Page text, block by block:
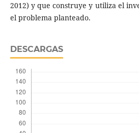
2012) y que construye y utiliza el
el problema planteado.
DESCARGAS